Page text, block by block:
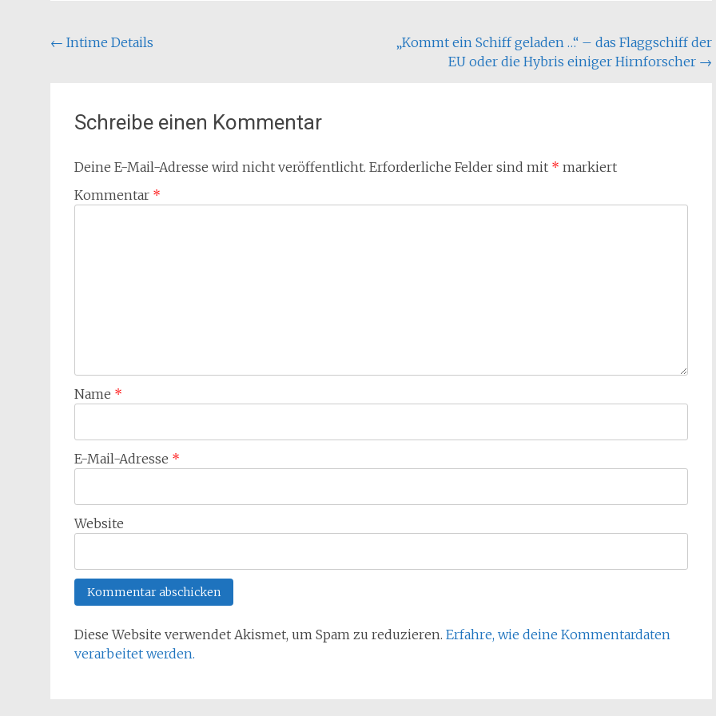
Beitragsnavigation
← Intime Details
„Kommt ein Schiff geladen …“ – das Flaggschiff der
EU oder die Hybris einiger Hirnforscher →
Schreibe einen Kommentar
Deine E-Mail-Adresse wird nicht veröffentlicht. Erforderliche Felder sind mit * markiert
Kommentar *
Name *
E-Mail-Adresse *
Website
Diese Website verwendet Akismet, um Spam zu reduzieren. Erfahre, wie deine Kommentardaten
verarbeitet werden.